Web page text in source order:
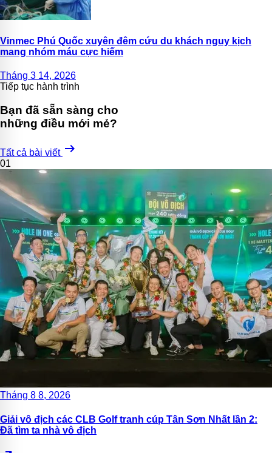
Vinmec Phú Quốc xuyên đêm cứu du khách nguy kịch
mang nhóm máu cực hiếm
Tháng 3 14, 2026
Tiếp tục hành trình
Bạn đã sẵn sàng cho
những điều mới mẻ?
Tất cả bài viết arrow_right_alt
01
Tháng 8 8, 2026
Giải vô địch các CLB Golf tranh cúp Tân Sơn Nhất lần 2:
Đã tìm ta nhà vô địch